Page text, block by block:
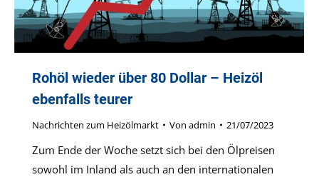
Rohöl wieder über 80 Dollar – Heizöl
ebenfalls teurer
Nachrichten zum Heizölmarkt Von admin 21/07/2023
Zum Ende der Woche setzt sich bei den Ölpreisen
sowohl im Inland als auch an den internationalen